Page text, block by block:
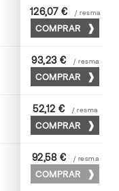
70 x 100
126,07 € / resma
COMPRAR
70 x 100
93,23 € / resma
COMPRAR
52 x 70
52,12 € / resma
COMPRAR
72 x 102
92,58 € / resma
COMPRAR